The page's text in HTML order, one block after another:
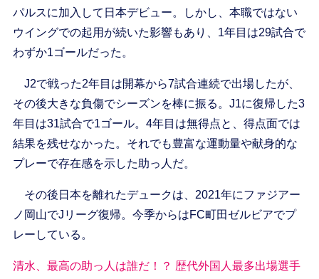
パルスに加入して日本デビュー。しかし、本職ではない
ウイングでの起用が続いた影響もあり、1年目は29試合で
わずか1ゴールだった。
J2で戦った2年目は開幕から7試合連続で出場したが、
その後大きな負傷でシーズンを棒に振る。J1に復帰した3
年目は31試合で1ゴール。4年目は無得点と、得点面では
結果を残せなかった。それでも豊富な運動量や献身的な
プレーで存在感を示した助っ人だ。
その後日本を離れたデュークは、2021年にファジアー
ノ岡山でJリーグ復帰。今季からはFC町田ゼルビアでプ
レーしている。
清水、最高の助っ人は誰だ！？ 歴代外国人最多出場選手